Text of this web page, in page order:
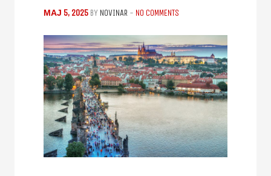
МАЈ 5, 2025 BY NOVINAR - NO COMMENTS